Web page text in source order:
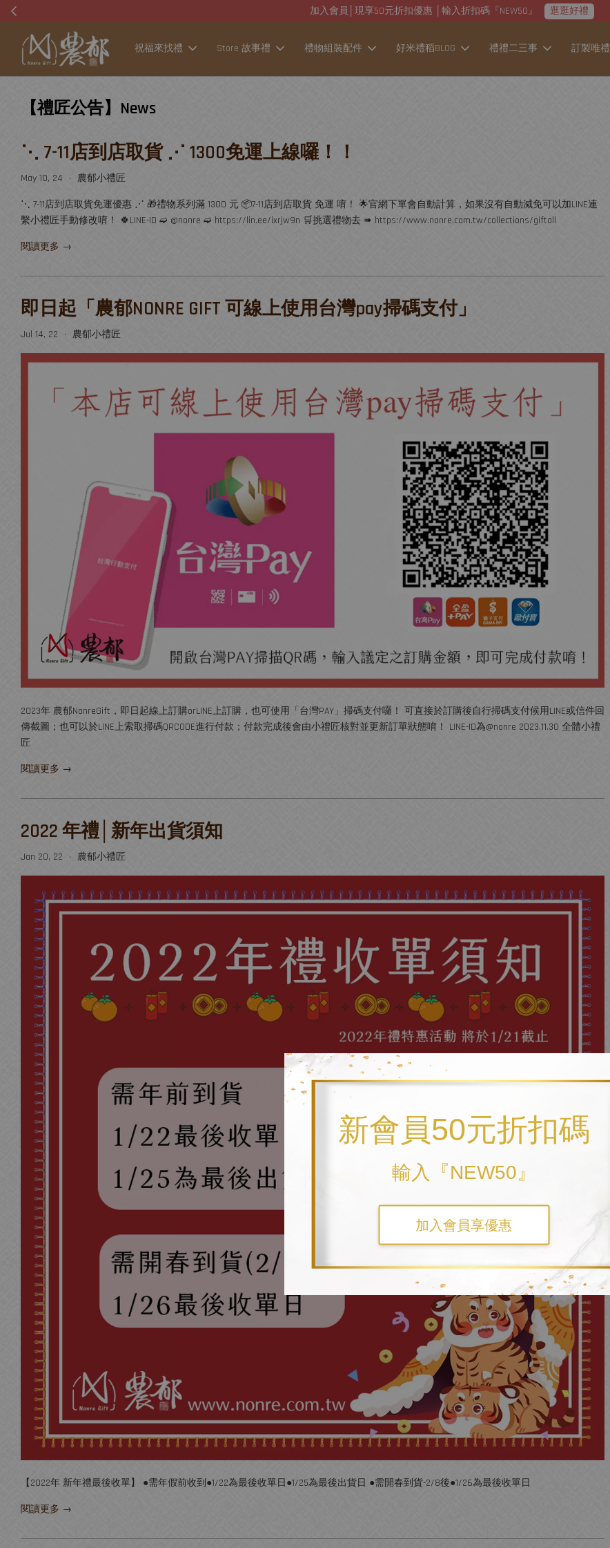
新會員50元折扣碼
輸入『NEW50』
加入會員享優惠
加入會員│現享50元折扣優惠 │輸入折扣碼『NEW50』 逛逛好禮
祝福來找禮 Store 故事禮 禮物組裝配件 好米禮稻BLOG 禮禮二三事 訂製唯禮
【禮匠公告】News
⋱ 7-11店到店取貨 ⋰ 1300免運上線囉！！
May 10, 24 • 農郁小禮匠
⋱ 7-11店到店取貨免運優惠 ⋰ 🎁禮物系列滿 1300 元 📦7-11店到店取貨 免運 唷！ 🌟官網下單會自動計算，如果沒有自動減免可以加LINE連
繫小禮匠手動修改唷！ 🍀LINE-ID ➫ @nonre ➫ https://lin.ee/ixrjw9n 🛒挑選禮物去 ➠ https://www.nonre.com.tw/collections/giftall
閱讀更多 →
即日起「農郁NONRE GIFT 可線上使用台灣pay掃碼支付」
Jul 14, 22 • 農郁小禮匠
2023年 農郁NonreGift，即日起線上訂購orLINE上訂購，也可使用「台灣PAY」掃碼支付囉！ 可直接於訂購後自行掃碼支付候用LINE或信件回
傳截圖；也可以於LINE上索取掃碼QRCODE進行付款；付款完成後會由小禮匠核對並更新訂單狀態唷！ LINE-ID為@nonre 2023.11.30 全體小禮
匠
閱讀更多 →
2022 年禮│新年出貨須知
Jan 20, 22 • 農郁小禮匠
【2022年 新年禮最後收單】 ●需年假前收到●1/22為最後收單日●1/25為最後出貨日 ●需開春到貨-2/8後●1/26為最後收單日
閱讀更多 →